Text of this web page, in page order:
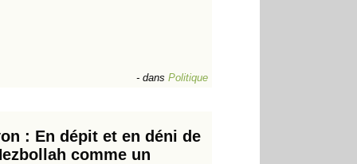
- dans Politique
: En dépit et en déni de
comme un